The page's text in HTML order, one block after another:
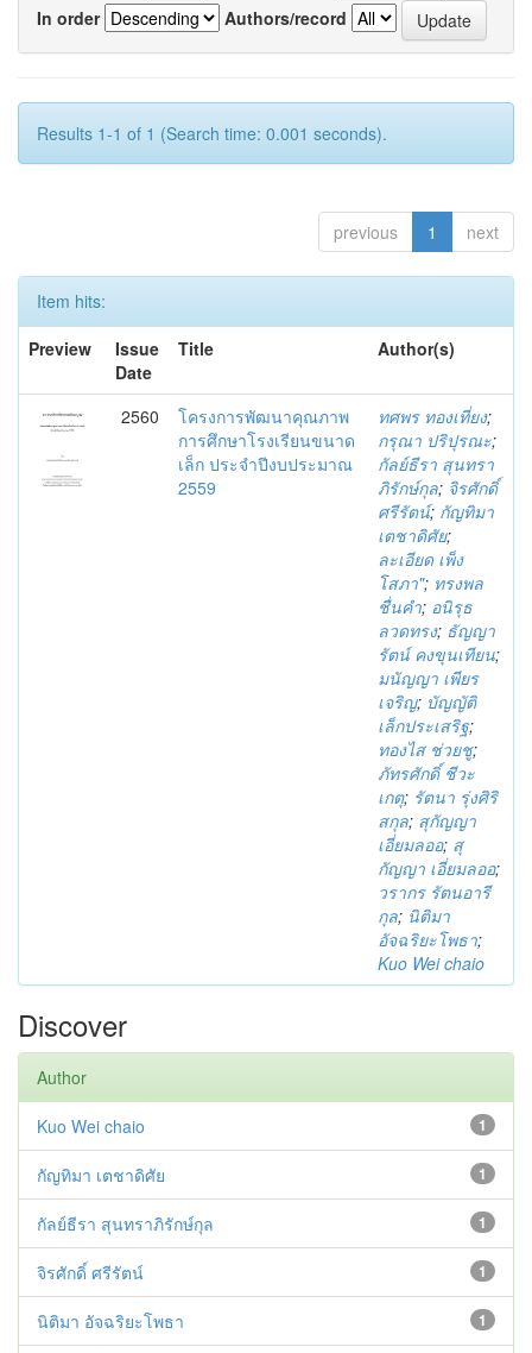
In order
Authors/record
Results 1-1 of 1 (Search time: 0.001 seconds).
previous 1 next
Item hits:
Preview
Issue
Date
Title Author(s)
2560
โครงการพัฒนาคุณภาพ
การศึกษาโรงเรียนขนาด
เล็ก ประจำปีงบประมาณ
2559
ทศพร ทองเที่ยง;
กรุณา ปริปุรณะ;
กัลย์ธีรา สุนทรา
ภิรักษ์กุล; จิรศักดิ์
ศรีรัตน์; กัญทิมา
เตชาดิศัย;
ละเอียด เพ็ง
โสภา"; ทรงพล
ชื่นคำ; อนิรุธ
ลวดทรง; ธัญญา
รัตน์ คงขุนเทียน;
มนัญญา เพียร
เจริญ; บัญญัติ
เล็กประเสริฐ;
ทองไส ช่วยชู;
ภัทรศักดิ์ ชีวะ
เกตุ; รัตนา รุ่งศิริ
สกุล; สุกัญญา
เอี่ยมลออ; สุ
กัญญา เอี่ยมลออ;
วรากร รัตนอารี
กุล; นิติมา
อัจฉริยะโพธา;
Kuo Wei chaio
Discover
Author
1
Kuo Wei chaio
1
กัญทิมา เตชาดิศัย
1
กัลย์ธีรา สุนทราภิรักษ์กุล
1
จิรศักดิ์ ศรีรัตน์
1
นิติมา อัจฉริยะโพธา